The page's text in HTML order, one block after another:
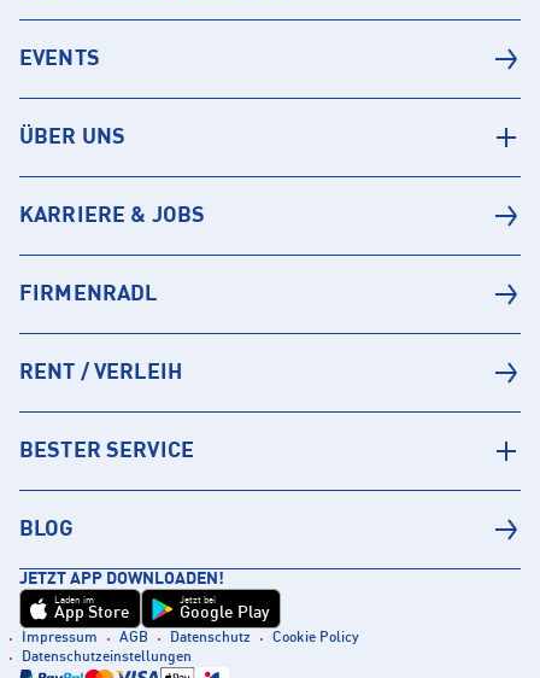
EVENTS
ÜBER UNS
KARRIERE & JOBS
FIRMENRADL
RENT / VERLEIH
BESTER SERVICE
BLOG
JETZT APP DOWNLOADEN!
Laden im
App Store
Jetzt bei
Google Play
Impressum AGB Datenschutz
Cookie Policy
Datenschutzeinstellungen